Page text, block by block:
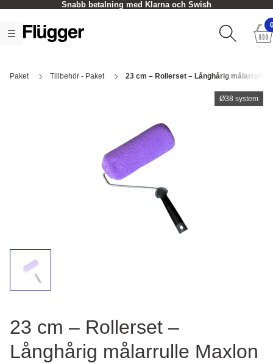
Snabb betalning med Klarna och Swish
Paket Tillbehör - Paket 23 cm – Rollerset – Långhårig målarrulle
Ø38 system
23 cm – Rollerset –
Långhårig målarrulle Maxlon